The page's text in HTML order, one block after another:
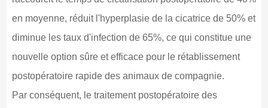
en moyenne, réduit l'hyperplasie de la cicatrice de 50% et
diminue les taux d'infection de 65%, ce qui constitue une
nouvelle option sûre et efficace pour le rétablissement
postopératoire rapide des animaux de compagnie.
Par conséquent, le traitement postopératoire des